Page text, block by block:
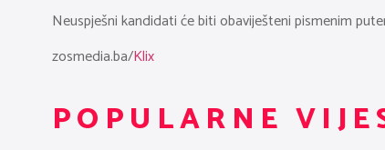
Neuspješni kandidati će biti obaviješteni pismenim
zosmedia.ba/Klix
POPULARNE